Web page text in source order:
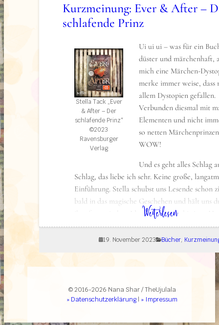
Weiterlesen: Kurzmeinung: Ever & After – Der schlafende Prinz
Kurzmeinung: Ever & After –
schlafende Prinz
Stella Tack „Ever
& After – Der
schlafende Prinz“
©2023
Ravensburger
Verlag
Ui ui ui – was für ein
düster und märchenhaft,
mich eine Märchen-
merke immer weise,
allem Dystopien gefallen.
Verbunden diesmal mit
Elementen und nicht
so netten
WOW!
Und es geht alles Schlag
Schlag, das liebe ich sehr. Keine große,
Einführung. Stella schubst uns Lesende schon
bald in das magische Geschehen und hält uns
ihre fantastischen Ideen und ihrem bissigen
zur letzten Seite gefesselt. Der Plottwist kam
gaaaaanz aus heiterem Himmel – also diesmal
herzaussentzender Moment, aber trotzdem
empfehlen kann, der es etwas mehr düster
mag!
19. November 2023 Bücher,
© 2016-2026 Nana Shar / TheUjulala
» Datenschutzerklärung| » Impressum